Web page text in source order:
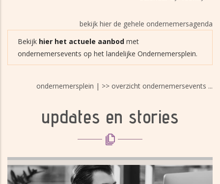
bekijk hier de gehele ondernemersagenda
Bekijk hier het actuele aanbod met
ondernemersevents op het landelijke Ondernemersplein.
ondernemersplein | >> overzicht ondernemersevents ...
updates en stories